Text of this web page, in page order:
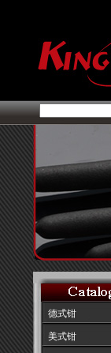
德式钳
美式钳